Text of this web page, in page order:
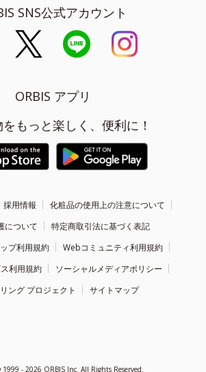
SNS公式アカウント
ORBIS アプリ
もっと楽しく、便利に！
採用情報
化粧品の使用上の注意について
について
特定商取引法に基づく表記
プ利用規約
Webコミュニティ利用規約
利用規約
ソーシャルメディアポリシー
ング プロジェクト
サイトマップ
1999 - 2026 ORBIS Inc. All Rights Reserved.